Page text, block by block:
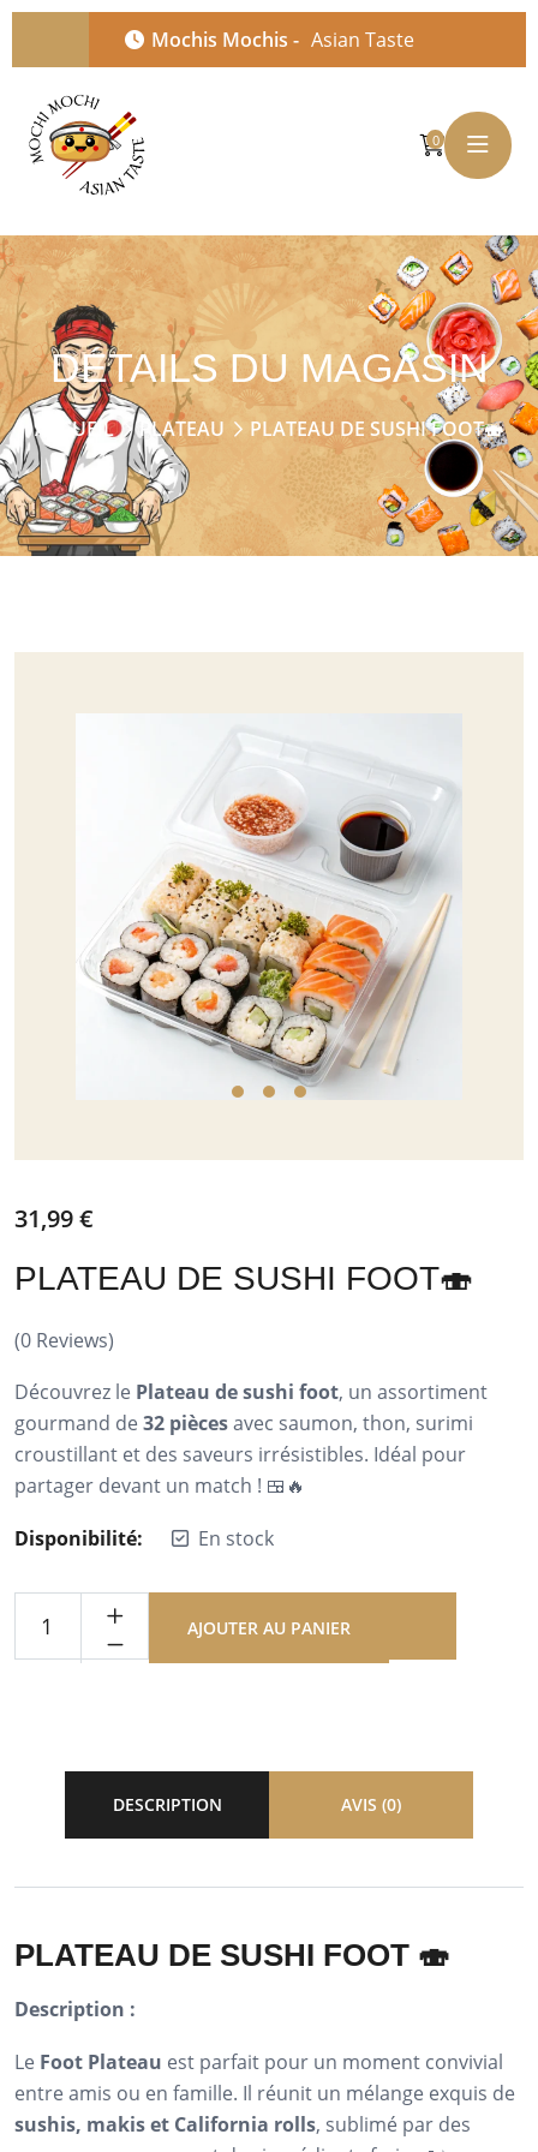
Mochis Mochis - Asian Taste
0
DÉTAILS DU MAGASIN
ACCUEIL PLATEAU PLATEAU DE SUSHI FOOT🍣
31,99€
PLATEAU DE SUSHI FOOT🍣
(0 Reviews)
Découvrez le Plateau de sushi foot, un assortiment
gourmand de 32 piècesavec saumon, thon, surimi
croustillant et des saveurs irrésistibles. Idéal pour
partager devant un match ! 🍱🔥
Disponibilité:
En stock
AJOUTER AU PANIER
DESCRIPTION AVIS (0)
PLATEAU DE SUSHI FOOT 🍣
Description :
Le Foot Plateau est parfait pour un moment convivial
entre amis ou en famille. Il réunit un mélange exquis de
sushis, makis et California rolls, sublimé par des